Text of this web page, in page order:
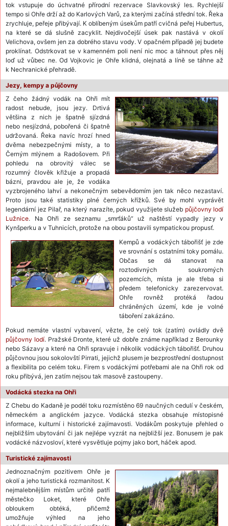
tok vstupuje do úchvatné přírodní rezervace Slavkovský les. Rychlejší
tempo si Ohře drží až do Karlových Varů, za kterými začíná střední tok. Řeka
zrychluje, peřeje přibývají. K oblíbeným úsekům patří cvičná peřej Hubertus,
na které se dá slušně zacyklit. Nejdivočejší úsek pak nastává v okolí
Velichova, ovšem jen za dobrého stavu vody. V opačném případě jej budete
proklínat. Odstrkovat se v kamenném poli není nic moc a táhnout přes něj
loď už vůbec ne. Od Vojkovic je Ohře klidná, olejnatá a líně se táhne až
k Nechranické přehradě.
Jezy, kempy a půjčovny
Z čeho žádný vodák na Ohři mít
radost nebude, jsou jezy. Drtivá
většina z nich je špatně sjízdná
nebo nesjízdná, pobořená či špatně
udržovaná. Řeka navíc hrozí hned
dvěma nebezpečnými místy, a to
Černým mlýnem a Radošovem. Při
pohledu na obrovitý válec se
rozumný člověk křižuje a propadá
bázni, pravdou ale je, že vodáka
vyzbrojeného lahví a nekonečným sebevědomím jen tak něco nezastaví.
Proto jsou také statistiky plné černých křížků. Své by mohl vyprávět
legendární jez Pilař, na který narazíte, pokud využijete služeb půjčovny lodí
Lužnice. Na Ohři ze seznamu „smrťáků“ už naštěstí vypadly jezy v
Kynšperku a v Tuhnicích, protože na obou postavili sympatickou propusť.
Kempů a vodáckých tábořišť je zde
ve srovnání s ostatními toky pomálu.
Občas se dá stanovat na
roztodivných soukromých
pozemcích, místa je ale třeba si
předem telefonicky zarezervovat.
Ohře rovněž protéká řadou
chráněných území, kde je volné
táboření zakázáno.
Pokud nemáte vlastní vybavení, vězte, že celý tok (zatím) ovládly dvě
půjčovny lodí. Pražské Dronte, které už dobře známe například z Berounky
nebo Sázavy a které na Ohři spravuje i několik vodáckých tábořišť. Druhou
půjčovnou jsou sokolovští Pirrati, jejichž plusem je bezprostřední dostupnost
a flexibilita po celém toku. Firem s vodáckými potřebami ale na Ohři rok od
roku přibývá, jen zatím nejsou tak masově zastoupeny.
Vodácká stezka na Ohři
Z Chebu do Kadaně je podél toku rozmístěno 69 naučných cedulí v českém,
německém a anglickém jazyce. Vodácká stezka obsahuje místopisné
informace, kulturní i historické zajímavosti. Vodákům poskytuje přehled o
nejbližším ubytování či jak nejlépe vyzrát na nejbližší jez. Bonusem je pak
vodácké názvosloví, které vysvětluje pojmy jako bort, háček apod.
Turistické zajímavosti
Jednoznačným pozitivem Ohře je
okolí a jeho turistická rozmanitost. K
nejmalebnějším místům určitě patří
městečko Loket, které Ohře
obloukem obtéká, přičemž
umožňuje výhled na jeho